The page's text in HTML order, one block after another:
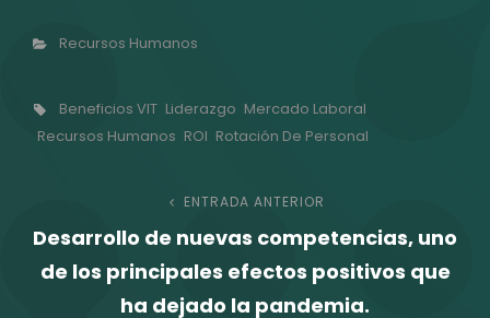
Categorías
Recursos Humanos
Etiquetas,
Beneficios VIT Liderazgo Mercado Laboral
Recursos Humanos ROI Rotación De Personal
Navegación
de
Entrada
anterior
ENTRADA ANTERIOR
Desarrollo de nuevas competencias, uno
de los principales efectos positivos que
ha dejado la pandemia.